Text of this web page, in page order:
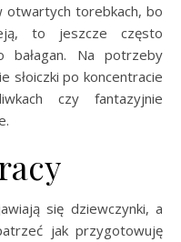
otwartych torebkach, bo
to jeszcze często
Na potrzeby
słoiczki po koncentracie
czy fantazyjnie
się dziewczynki, a
jak przygotowuję